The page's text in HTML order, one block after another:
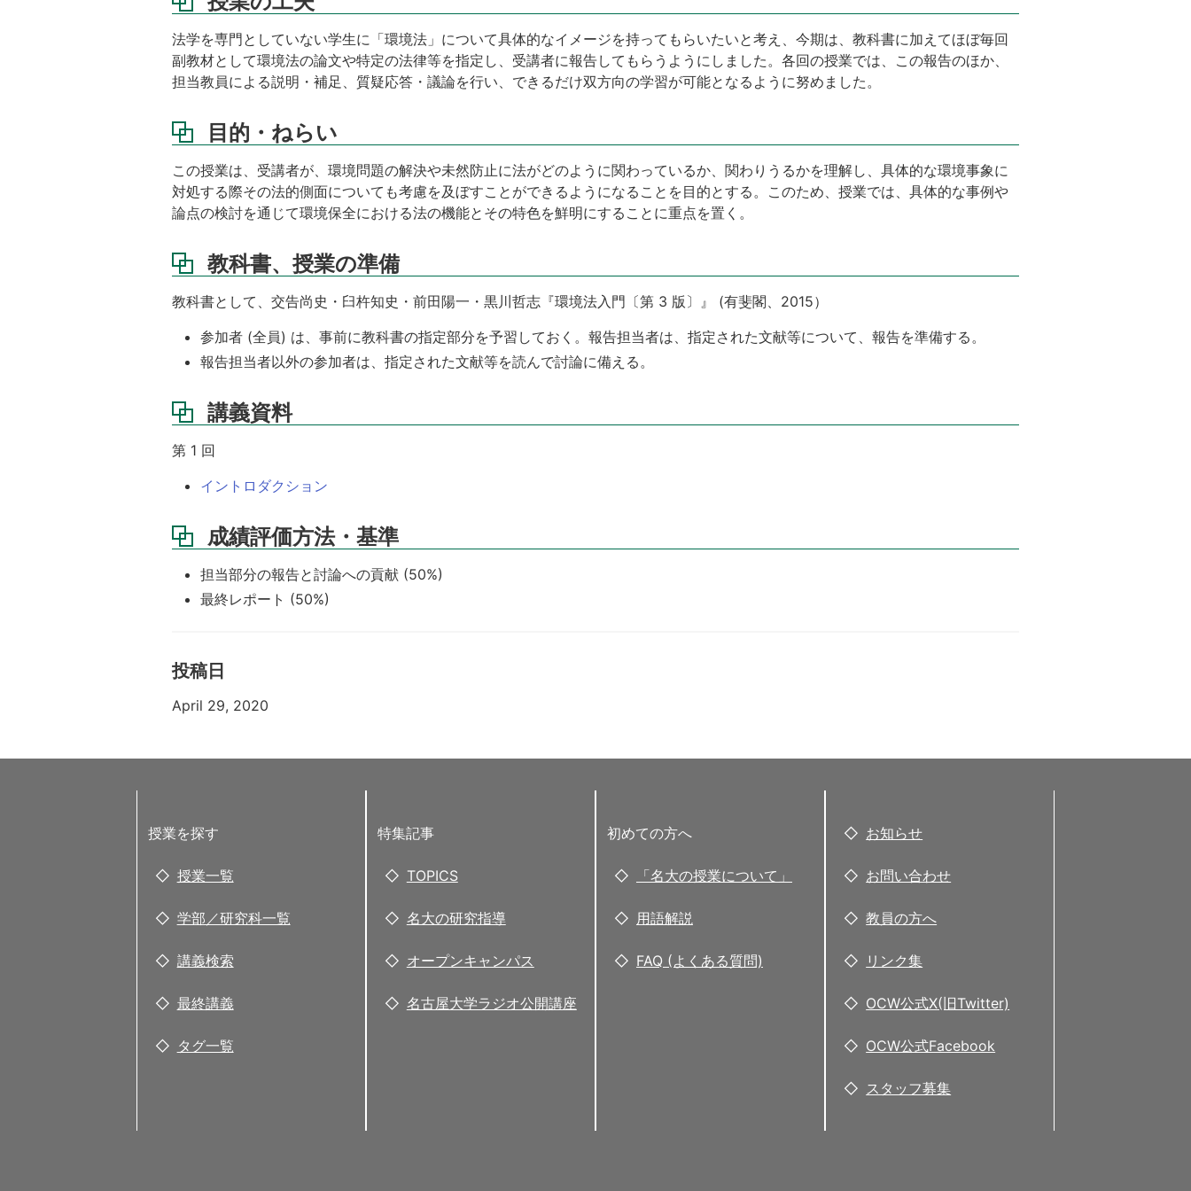
法学を専門としていない学生に「環境法」について具体的なイメージを持ってもらいたいと考え、今期は、教科書に加えてほぼ毎回
副教材として環境法の論文や特定の法律等を指定し、受講者に報告してもらうようにしました。各回の授業では、この報告のほか、
担当教員による説明・補足、質疑応答・議論を行い、できるだけ双方向の学習が可能となるように努めました。
目的・ねらい
この授業は、受講者が、環境問題の解決や未然防止に法がどのように関わっているか、関わりうるかを理解し、具体的な環境事象に
対処する際その法的側面についても考慮を及ぼすことができるようになることを目的とする。このため、授業では、具体的な事例や
論点の検討を通じて環境保全における法の機能とその特色を鮮明にすることに重点を置く。
教科書、授業の準備
教科書として、交告尚史・臼杵知史・前田陽一・黒川哲志『環境法入門〔第 3 版〕』 (有斐閣、2015）
参加者 (全員) は、事前に教科書の指定部分を予習しておく。報告担当者は、指定された文献等について、報告を準備する。
報告担当者以外の参加者は、指定された文献等を読んで討論に備える。
講義資料
第 1 回
イントロダクション
成績評価方法・基準
担当部分の報告と討論への貢献 (50%)
最終レポート (50%)
投稿日
April 29, 2020
授業を探す
授業一覧
学部／研究科一覧
講義検索
最終講義
タグ一覧
特集記事
TOPICS
名大の研究指導
オープンキャンパス
名古屋大学ラジオ公開講座
初めての方へ
「名大の授業について」
用語解説
FAQ (よくある質問)
お知らせ
お問い合わせ
教員の方へ
リンク集
OCW公式X(旧Twitter)
OCW公式Facebook
スタッフ募集